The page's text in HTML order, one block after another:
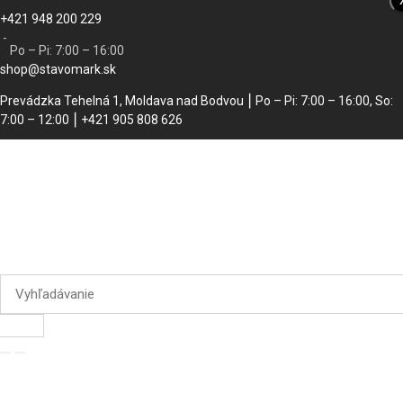
+421 948 200 229
-
Po – Pi: 7:00 – 16:00
shop@stavomark.sk
Prevádzka Tehelná 1, Moldava nad Bodvou ⎮ Po – Pi: 7:00 – 16:00, So:
7:00 – 12:00 ⎮ +421 905 808 626
Akcia